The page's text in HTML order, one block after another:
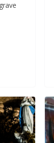
vive nella